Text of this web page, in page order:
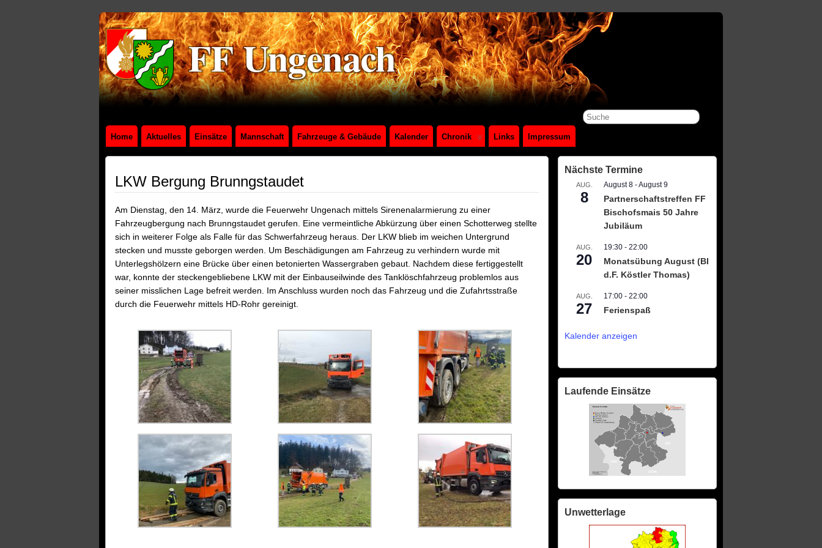
Home Aktuelles Einsätze Mannschaft Fahrzeuge & Gebäude Kalender Chronik Links Impressum
LKW Bergung Brunngstaudet
Am Dienstag, den 14. März, wurde die Feuerwehr Ungenach mittels Sirenenalarmierung zu einer
Fahrzeugbergung nach Brunngstaudet gerufen. Eine vermeintliche Abkürzung über einen Schotterweg stellte
sich in weiterer Folge als Falle für das Schwerfahrzeug heraus. Der LKW blieb im weichen Untergrund
stecken und musste geborgen werden. Um Beschädigungen am Fahrzeug zu verhindern wurde mit
Unterlegshölzern eine Brücke über einen betonierten Wassergraben gebaut. Nachdem diese fertiggestellt
war, konnte der steckengebliebene LKW mit der Einbauseilwinde des Tanklöschfahrzeug problemlos aus
seiner misslichen Lage befreit werden. Im Anschluss wurden noch das Fahrzeug und die Zufahrtsstraße
durch die Feuerwehr mittels HD-Rohr gereinigt.
Nächste Termine
AUG.
8
August 8 -August 9
Partnerschaftstreffen FF
Bischofsmais 50 Jahre
Jubiläum
AUG.
20
19:30 - 22:00
Monatsübung August (BI
d.F. Köstler Thomas)
AUG.
27
17:00 - 22:00
Ferienspaß
Kalender anzeigen
Laufende Einsätze
Unwetterlage